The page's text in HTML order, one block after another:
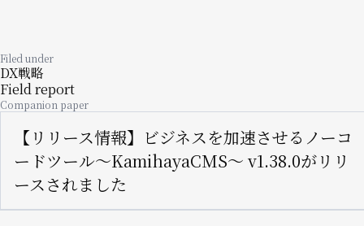
Filed under
DX戦略
Field report
Companion paper
【リリース情報】ビジネスを加速させるノーコ
ードツール〜KamihayaCMS〜 v1.38.0がリリ
ースされました